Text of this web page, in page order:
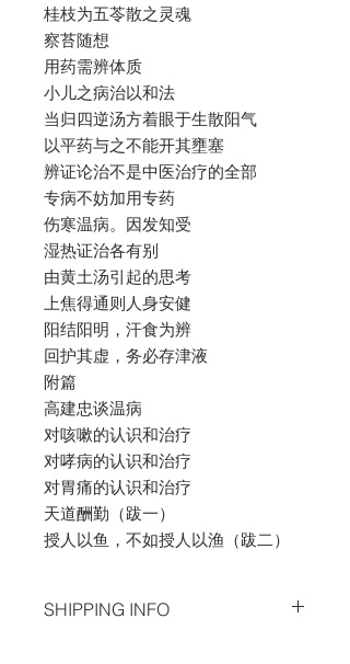
桂枝为五苓散之灵魂
察苔随想
用药需辨体质
小儿之病治以和法
当归四逆汤方着眼于生散阳气
以平药与之不能开其壅塞
辨证论治不是中医治疗的全部
专病不妨加用专药
伤寒温病。因发知受
湿热证治各有别
由黄土汤引起的思考
上焦得通则人身安健
阳结阳明，汗食为辨
回护其虚，务必存津液
附篇
高建忠谈温病
对咳嗽的认识和治疗
对哮病的认识和治疗
对胃痛的认识和治疗
天道酬勤（跋一）
授人以鱼，不如授人以渔（跋二）
SHIPPING INFO